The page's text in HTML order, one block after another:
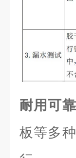
耐用可靠
板等多